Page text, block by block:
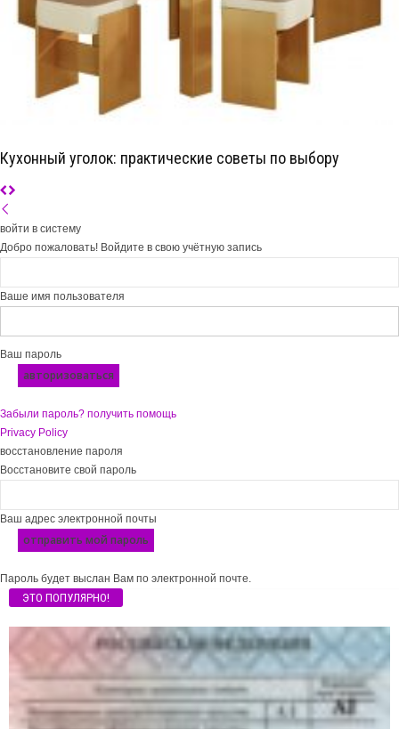
Кухонный уголок: практические советы по выбору
войти в систему
Добро пожаловать! Войдите в свою учётную запись
Ваше имя пользователя
Ваш пароль
Забыли пароль? получить помощь
Privacy Policy
восстановление пароля
Восстановите свой пароль
Ваш адрес электронной почты
Пароль будет выслан Вам по электронной почте.
ЭТО ПОПУЛЯРНО!